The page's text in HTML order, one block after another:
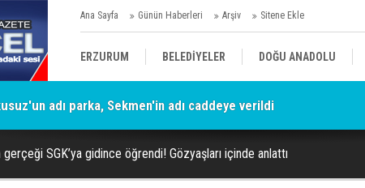
Ana Sayfa Günün Haberleri Arşiv Sitene Ekle
ERZURUM BELEDİYELER DOĞU ANADOLU
SİYASET AFAD/ SAVAŞ SPOR
KÜLTÜR/SANAT//MAĞAZİN BODRUM
adı parka, Sekmen'in adı caddeye verildi
gerçeği SGK’ya gidince öğrendi! Gözyaşları içinde anlattı